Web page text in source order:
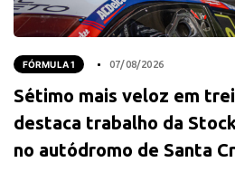
FÓRMULA 1 07/08/2026
Sétimo mais veloz em
destaca trabalho da
no autódromo de Santa